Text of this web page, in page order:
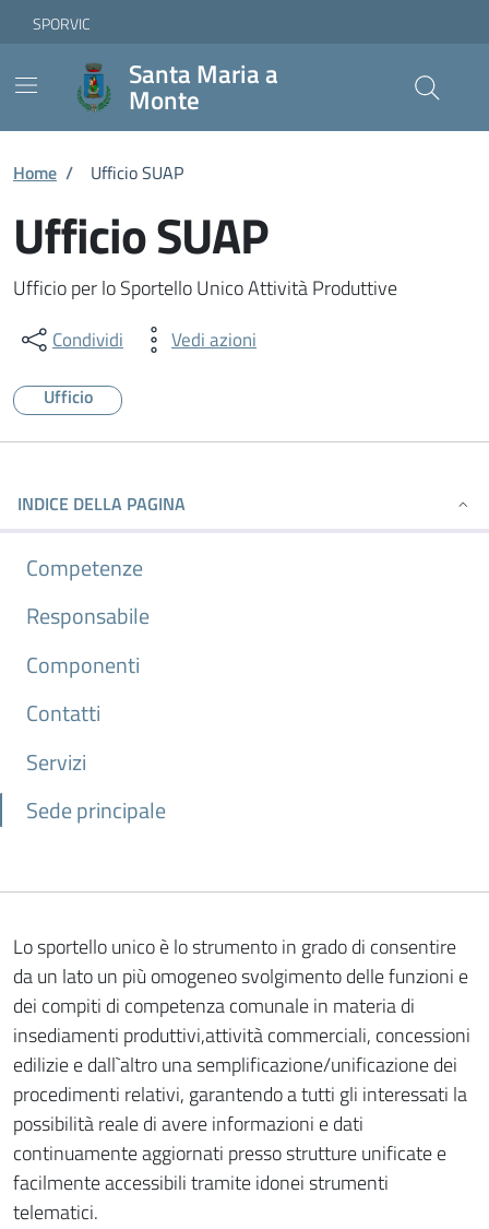
Skip to Main Content
Vai ai contenuti
Vai al footer
SPORVIC
Santa Maria a
Monte
Home / Ufficio SUAP
Ufficio SUAP
Ufficio per lo Sportello Unico Attività Produttive
Condividi Vedi azioni
Ufficio
INDICE DELLA PAGINA
Competenze
Responsabile
Componenti
Contatti
Servizi
Sede principale
Lo sportello unico è lo strumento in grado di consentire
da un lato un più omogeneo svolgimento delle funzioni e
dei compiti di competenza comunale in materia di
insediamenti produttivi,attività commerciali, concessioni
edilizie e dall`altro una semplificazione/unificazione dei
procedimenti relativi, garantendo a tutti gli interessati la
possibilità reale di avere informazioni e dati
continuamente aggiornati presso strutture unificate e
facilmente accessibili tramite idonei strumenti
telematici.